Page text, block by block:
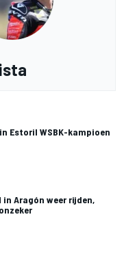
Estoril WSBK-kampioen
in Aragón weer rijden,